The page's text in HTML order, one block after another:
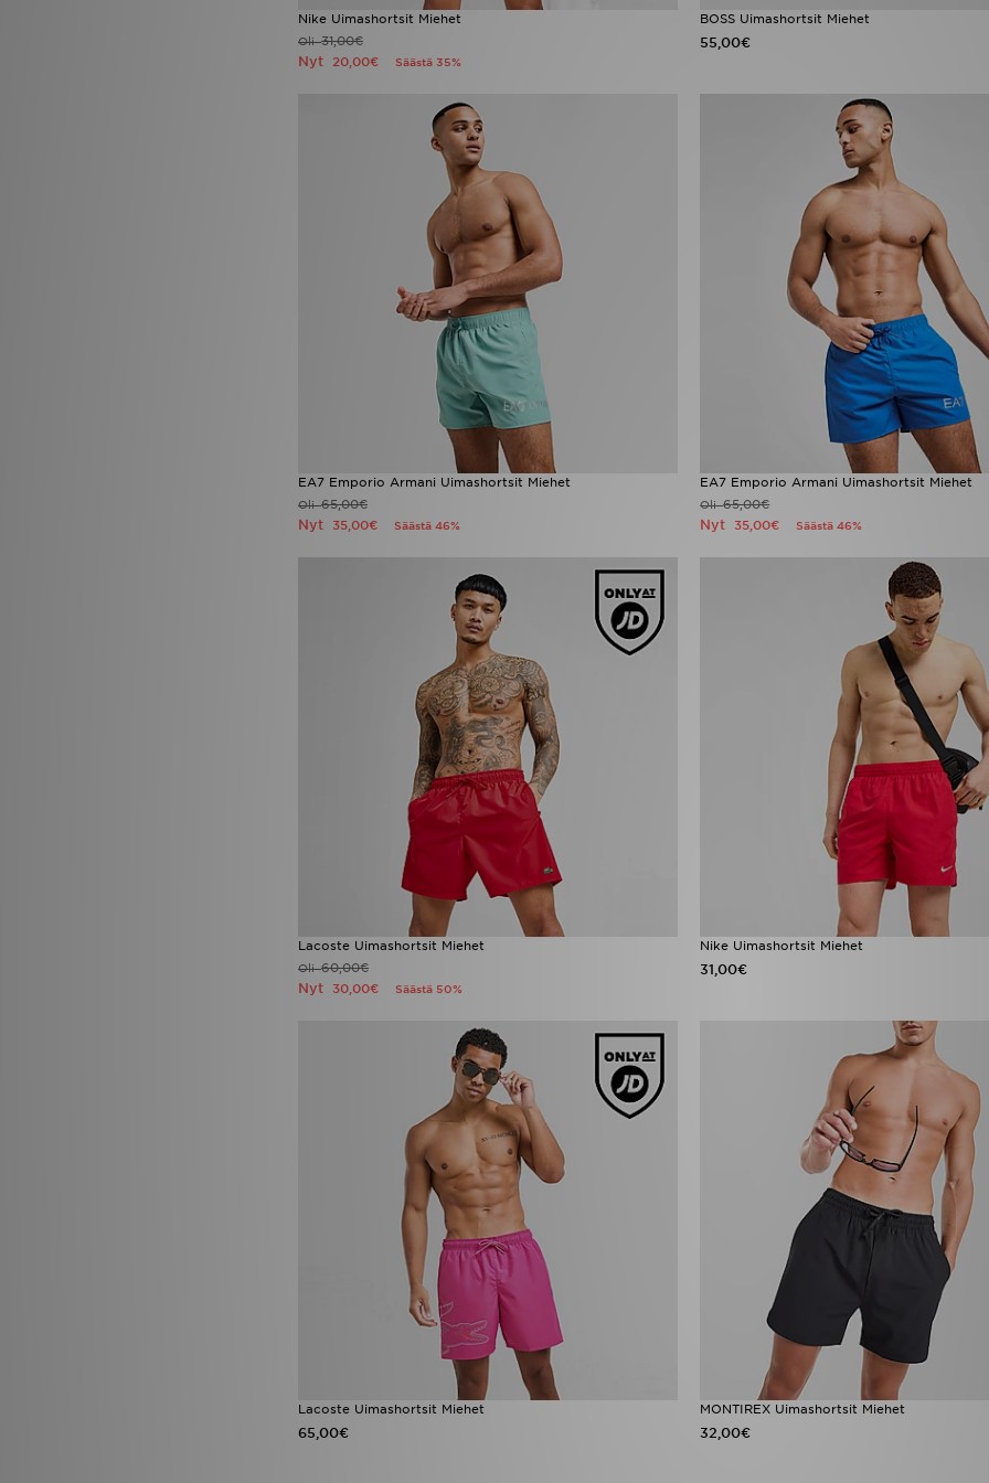
Nike Uimashortsit Miehet
Oli31,00€
Nyt 20,00€ Säästä 35%
BOSS Uimashortsit Miehet
55,00€
EA7 Emporio Armani Uimashortsit Miehet
Oli65,00€
Nyt 35,00€ Säästä 46%
EA7 Emporio Armani Uimashortsit Miehet
Oli65,00€
Nyt 35,00€ Säästä 46%
Lacoste Uimashortsit Miehet
Oli60,00€
Nyt 30,00€ Säästä 50%
Nike Uimashortsit Miehet
31,00€
Lacoste Uimashortsit Miehet
65,00€
MONTIREX Uimashortsit Miehet
32,00€